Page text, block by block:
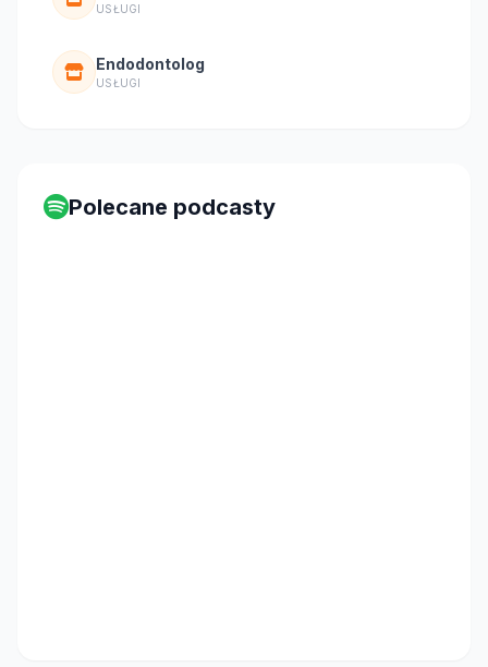
USŁUGI
Endodontolog
USŁUGI
Polecane podcasty